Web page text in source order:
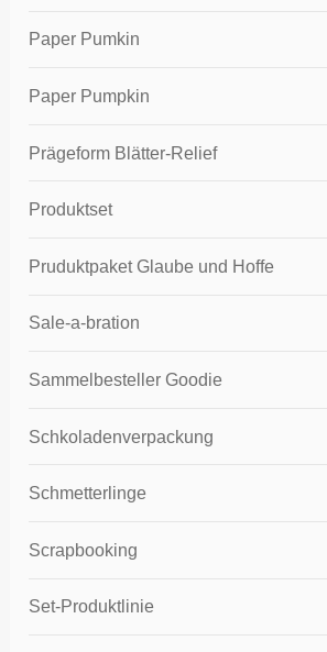
Paper Pumkin
Paper Pumpkin
Prägeform Blätter-Relief
Produktset
Pruduktpaket Glaube und Hoffe
Sale-a-bration
Sammelbesteller Goodie
Schkoladenverpackung
Schmetterlinge
Scrapbooking
Set-Produktlinie